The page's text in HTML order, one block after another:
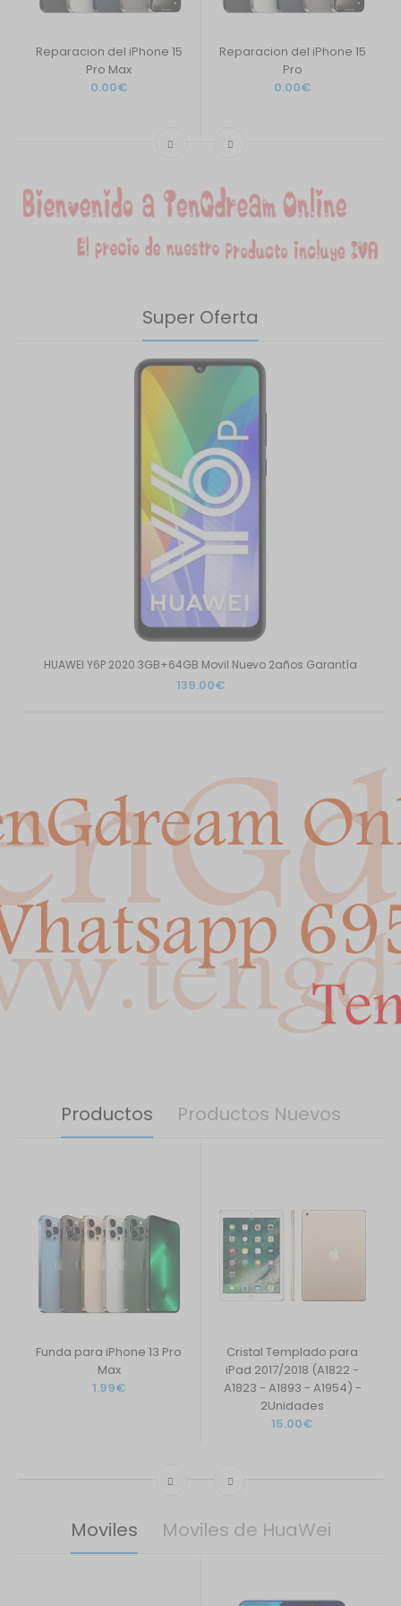
Reparacion del iPhone 15
Pro Max
0.00€
Reparacion del iPhone 15
Pro
0.00€
Super Oferta
HUAWEI Y6P 2020 3GB+64GB Movil Nuevo 2años Garantía
139.00€
Productos Productos Nuevos
Funda para iPhone 13 Pro
Max
1.99€
Cristal Templado para
iPad 2017/2018 (A1822 -
A1823 - A1893 - A1954) -
2Unidades
15.00€
Moviles Moviles de HuaWei